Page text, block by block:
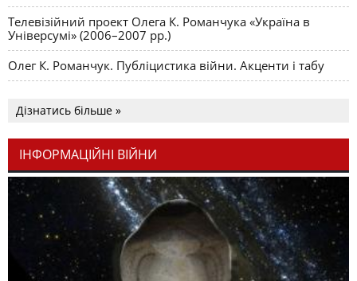
Телевізійний проект Олега К. Романчука «Україна в
Універсумі» (2006–2007 рр.)
Олег К. Романчук. Публіцистика війни. Акценти і табу
Дізнатись більше »
ІНФОРМАЦІЙНІ ВІЙНИ